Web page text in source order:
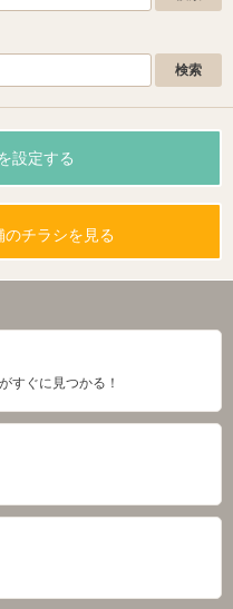
設定する
のチラシを見る
すぐに見つかる！